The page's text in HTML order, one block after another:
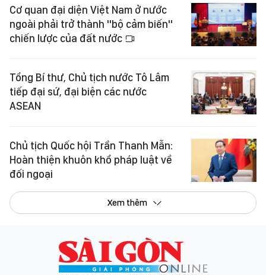
Cơ quan đại diện Việt Nam ở nước
ngoài phải trở thành "bộ cảm biến"
chiến lược của đất nước
Tổng Bí thư, Chủ tịch nước Tô Lâm
tiếp đại sứ, đại biện các nước
ASEAN
Chủ tịch Quốc hội Trần Thanh Mẫn:
Hoàn thiện khuôn khổ pháp luật về
đối ngoại
Xem thêm